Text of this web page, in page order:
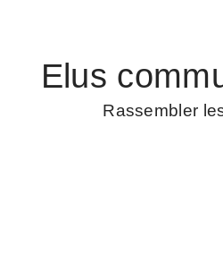
Elus
Rassembler